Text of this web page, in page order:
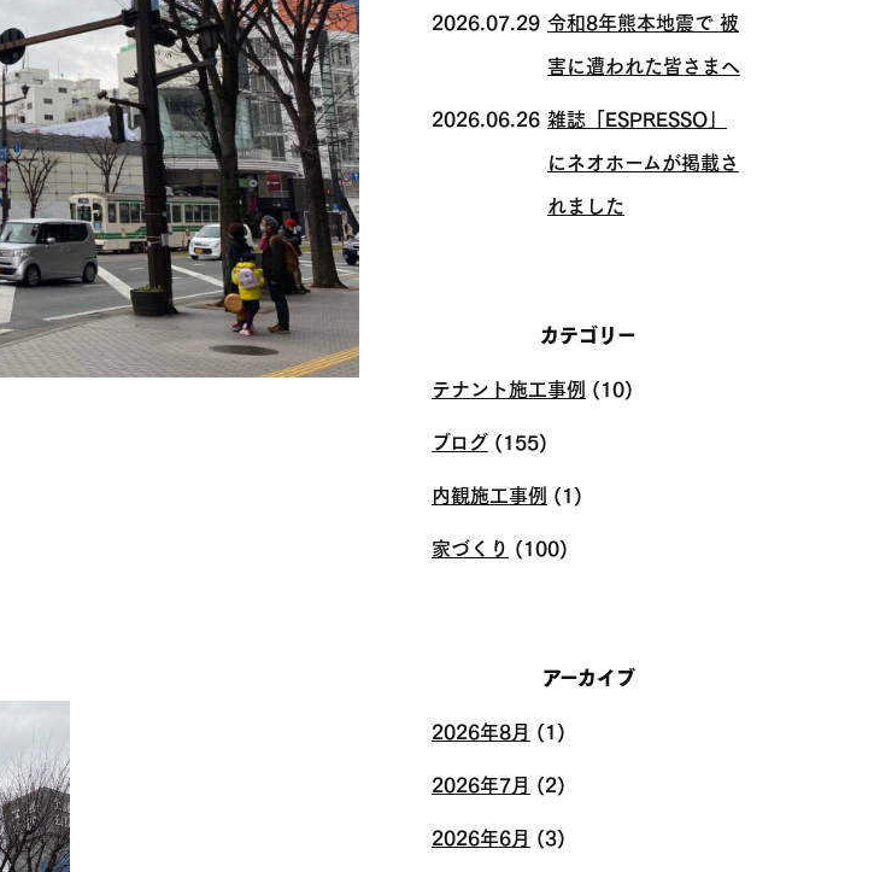
2026.07.29 令和8年熊本地震で 被
害に遭われた皆さまへ
2026.06.26 雑誌「ESPRESSO」
にネオホームが掲載さ
れました
カテゴリー
テナント施工事例 (10)
ブログ (155)
内観施工事例 (1)
家づくり (100)
アーカイブ
2026年8月 (1)
2026年7月 (2)
2026年6月 (3)